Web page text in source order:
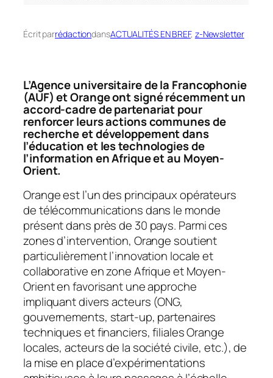
Écrit parrédactiondansACTUALITÉS EN BREF, z-Newsletter
L’Agence universitaire de la Francophonie
(AUF) et Orange ont signé récemment un
accord-cadre de partenariat pour
renforcer leurs actions communes de
recherche et développement dans
l’éducation et les technologies de
l’information en Afrique et au Moyen-
Orient.
Orange est l’un des principaux opérateurs
de télécommunications dans le monde
présent dans près de 30 pays. Parmi ces
zones d’intervention, Orange soutient
particulièrement l’innovation locale et
collaborative en zone Afrique et Moyen-
Orient en favorisant une approche
impliquant divers acteurs (ONG,
gouvernements, start-up, partenaires
techniques et financiers, filiales Orange
locales, acteurs de la société civile, etc.), de
la mise en place d’expérimentations